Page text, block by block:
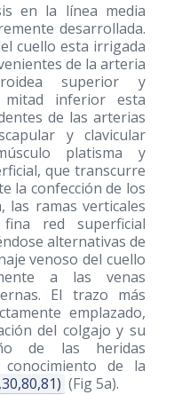
en la línea media
desarrollada.
cuello esta irrigada
de la arteria
superior y
mitad inferior esta
de las arterias
y clavicular
platisma y
que transcurre
la confección de los
las ramas verticales
red superficial
alternativas de
venoso del cuello
a las venas
El trazo más
emplazado,
del colgajo y su
de las heridas
de la
(Fig 5a).